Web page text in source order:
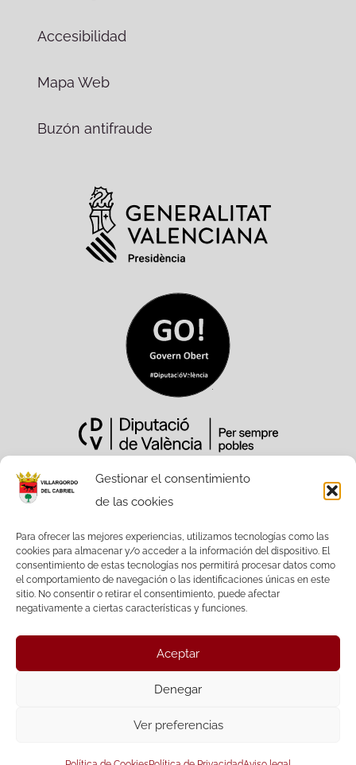
Gestionar el consentimiento
de las cookies
Para ofrecer las mejores experiencias, utilizamos tecnologías como las
cookies para almacenar y/o acceder a la información del dispositivo. El
consentimiento de estas tecnologías nos permitirá procesar datos como
el comportamiento de navegación o las identificaciones únicas en este
sitio. No consentir o retirar el consentimiento, puede afectar
negativamente a ciertas características y funciones.
Aceptar
Denegar
Ver preferencias
Accesibilidad
Mapa Web
Buzón antifraude
Conselleria de Participación,
Transparencia, Cooperación y Calidad
Democrática, como por la Diputación
Provincial de València.